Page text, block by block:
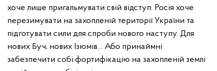
хоче лише пригальмувати свій відступ. Росія хоче
перезимувати на захопленій території України та
підготувати сили для спроби нового наступу. Для
нових Буч, нових Ізюмів… Або принаймні
забезпечити собі фортифікацію на захопленій землі